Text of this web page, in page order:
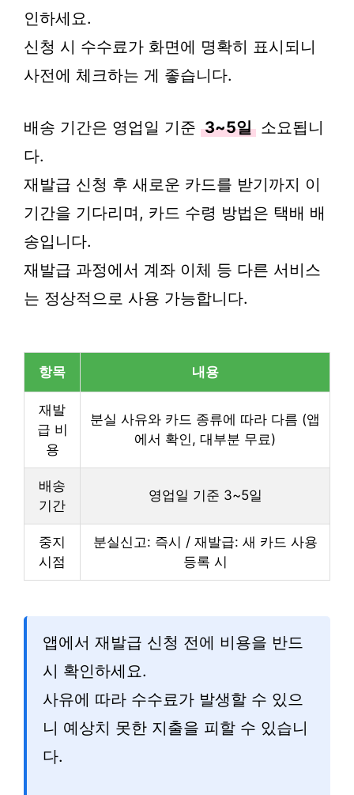
인하세요.
신청 시 수수료가 화면에 명확히 표시되니
사전에 체크하는 게 좋습니다.
배송 기간은 영업일 기준 3~5일 소요됩니
다.
재발급 신청 후 새로운 카드를 받기까지 이
기간을 기다리며, 카드 수령 방법은 택배 배
송입니다.
재발급 과정에서 계좌 이체 등 다른 서비스
는 정상적으로 사용 가능합니다.
항목 내용
재발
급 비
용
분실 사유와 카드 종류에 따라 다름 (앱
에서 확인, 대부분 무료)
배송
기간
영업일 기준 3~5일
중지
시점
분실신고: 즉시 / 재발급: 새 카드 사용
등록 시
앱에서 재발급 신청 전에 비용을 반드
시 확인하세요.
사유에 따라 수수료가 발생할 수 있으
니 예상치 못한 지출을 피할 수 있습니
다.